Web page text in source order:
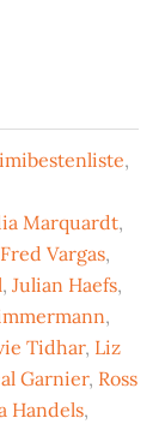
,
Marquardt,
Fred Vargas,
,Julian Haefs,
,
Tidhar, Liz
Garnier, Ross
Handels,